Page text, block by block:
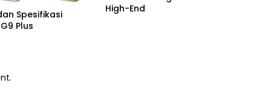
Spesifikasi
Plus
High-End